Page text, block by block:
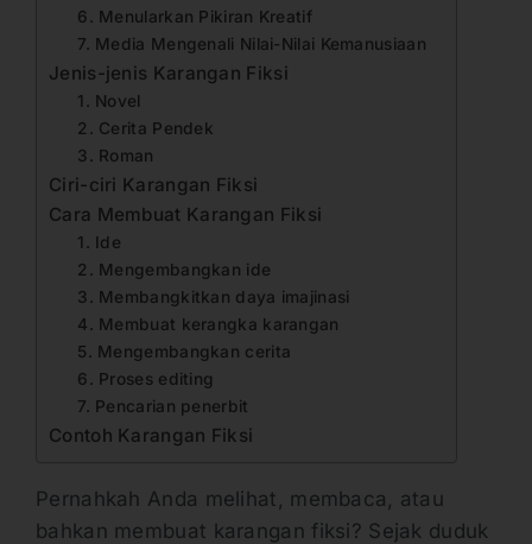
6. Menularkan Pikiran Kreatif
7. Media Mengenali Nilai-Nilai Kemanusiaan
Jenis-jenis Karangan Fiksi
1. Novel
2. Cerita Pendek
3. Roman
Ciri-ciri Karangan Fiksi
Cara Membuat Karangan Fiksi
1. Ide
2. Mengembangkan ide
3. Membangkitkan daya imajinasi
4. Membuat kerangka karangan
5. Mengembangkan cerita
6. Proses editing
7. Pencarian penerbit
Contoh Karangan Fiksi
Pernahkah Anda melihat, membaca, atau
bahkan membuat karangan fiksi? Sejak duduk